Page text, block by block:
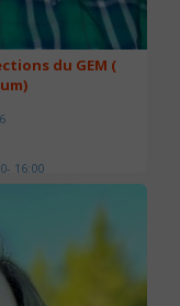
du GEM (
16:00
2